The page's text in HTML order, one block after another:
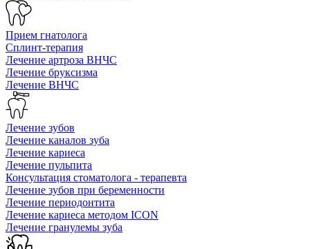
Прием гнатолога
Сплинт-терапия
Лечение артроза ВНЧС
Лечение бруксизма
Лечение ВНЧС
Лечение зубов
Лечение каналов зуба
Лечение кариеса
Лечение пульпита
Консультация стоматолога - терапевта
Лечение зубов при беременности
Лечение периодонтита
Лечение кариеса методом ICON
Лечение гранулемы зуба